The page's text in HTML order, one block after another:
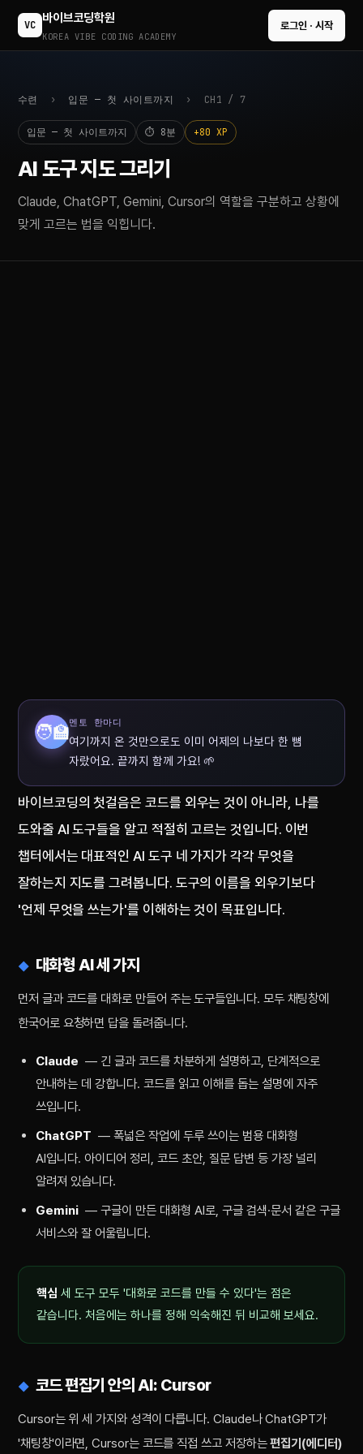
VC 바이브코딩학원
KOREA VIBE CODING ACADEMY
로그인 · 시작
수련 › 입문 — 첫 사이트까지 › CH1 / 7
입문 — 첫 사이트까지 ⏱ 8분 +80 XP
AI 도구 지도 그리기
Claude, ChatGPT, Gemini, Cursor의 역할을 구분하고 상황에
맞게 고르는 법을 익힙니다.
🧑‍🏫멘토 한마디
여기까지 온 것만으로도 이미 어제의 나보다 한 뼘
자랐어요. 끝까지 함께 가요! 🌱
바이브코딩의 첫걸음은 코드를 외우는 것이 아니라, 나를
도와줄 AI 도구들을 알고 적절히 고르는 것입니다. 이번
챕터에서는 대표적인 AI 도구 네 가지가 각각 무엇을
잘하는지 지도를 그려봅니다. 도구의 이름을 외우기보다
'언제 무엇을 쓰는가'를 이해하는 것이 목표입니다.
대화형 AI 세 가지
먼저 글과 코드를 대화로 만들어 주는 도구들입니다. 모두 채팅창에
한국어로 요청하면 답을 돌려줍니다.
Claude — 긴 글과 코드를 차분하게 설명하고, 단계적으로
안내하는 데 강합니다. 코드를 읽고 이해를 돕는 설명에 자주
쓰입니다.
ChatGPT — 폭넓은 작업에 두루 쓰이는 범용 대화형
AI입니다. 아이디어 정리, 코드 초안, 질문 답변 등 가장 널리
알려져 있습니다.
Gemini — 구글이 만든 대화형 AI로, 구글 검색·문서 같은 구글
서비스와 잘 어울립니다.
핵심 세 도구 모두 '대화로 코드를 만들 수 있다'는 점은
같습니다. 처음에는 하나를 정해 익숙해진 뒤 비교해 보세요.
코드 편집기 안의 AI: Cursor
Cursor는 위 세 가지와 성격이 다릅니다. Claude나 ChatGPT가
'채팅창'이라면, Cursor는 코드를 직접 쓰고 저장하는편집기(에디터)